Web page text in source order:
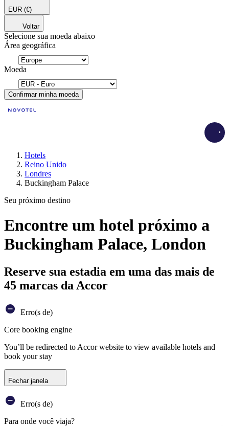
EUR (€)
Voltar
Selecione sua moeda abaixo
Área geográfica
Moeda
Confirmar minha moeda
Hotels
Reino Unido
Londres
Buckingham Palace
Seu próximo destino
Encontre um hotel próximo a
Buckingham Palace, London
Reserve sua estadia em uma das mais de
45 marcas da Accor
Erro(s de)
Core booking engine
You’ll be redirected to Accor website to view available hotels and
book your stay
Fechar janela
Erro(s de)
Para onde você viaja?